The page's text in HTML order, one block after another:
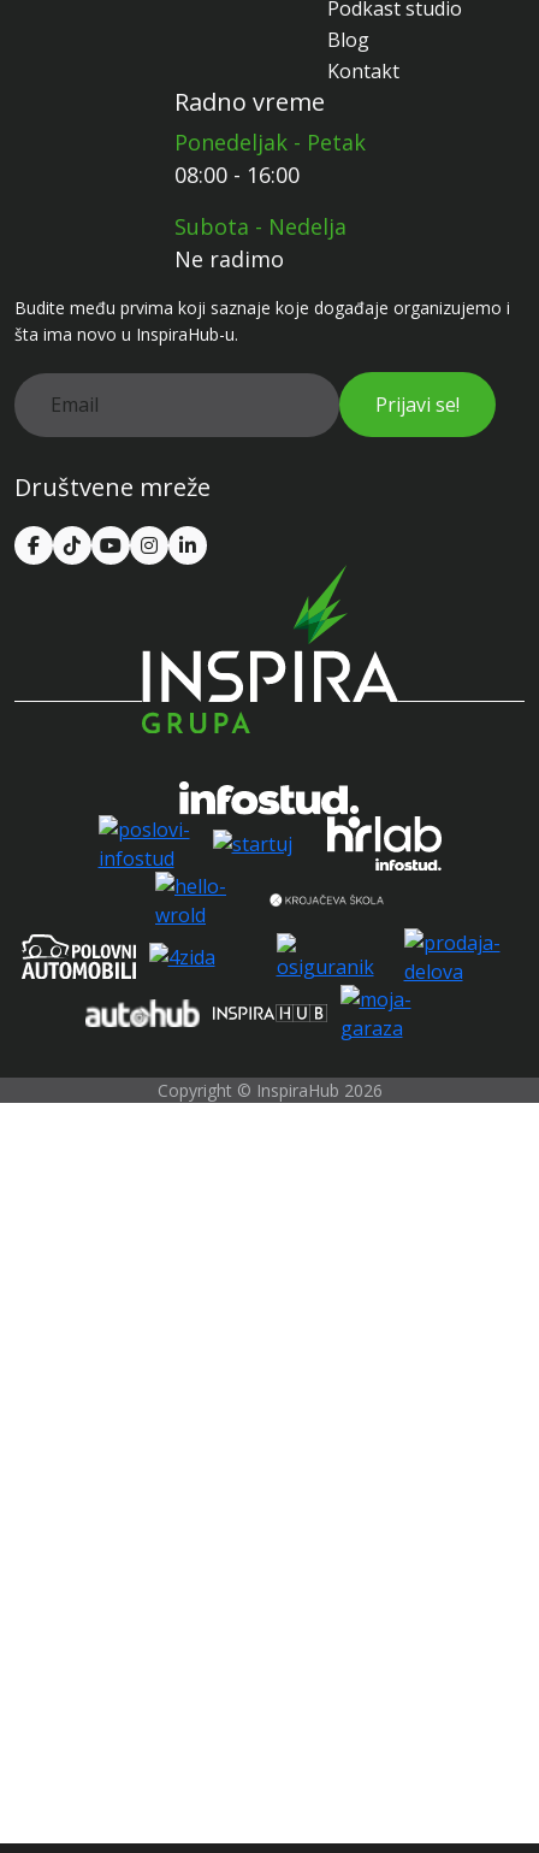
Podkast studio
Blog
Kontakt
Radno vreme
Ponedeljak - Petak
08:00 - 16:00
Subota - Nedelja
Ne radimo
Budite među prvima koji saznaje koje događaje organizujemo i
šta ima novo u InspiraHub-u.
Prijavi se!
Društvene mreže
Copyright © InspiraHub 2026